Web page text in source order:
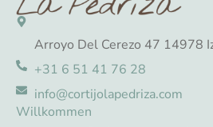
Arroyo Del Cerezo 47 14978
+31 6 51 41 76 28
info@cortijolapedriza.com
Willkommen